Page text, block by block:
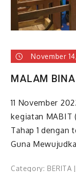
November
MALAM
11 November
kegiatan MABIT
Tahap 1 dengan
Guna
Category: BERITA